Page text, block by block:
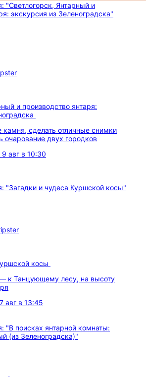
и производство янтаря:
сделать отличные снимки
очарование двух городков
9 авг в 10:30
косы
к Танцующему лесу, на высоту
авг в 13:45